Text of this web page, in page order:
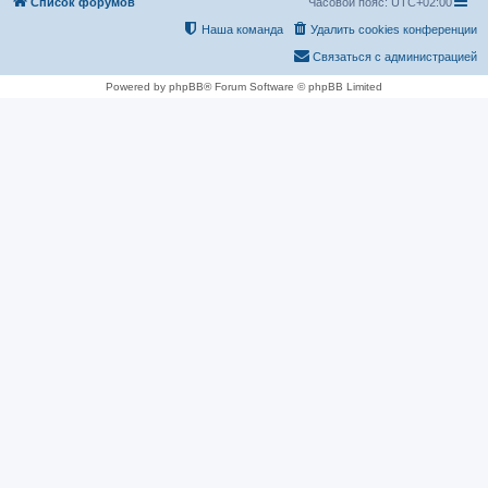
Удалить cookies конференции
Наша команда
Связаться с администрацией
Powered by phpBB® Forum Software © phpBB Limited